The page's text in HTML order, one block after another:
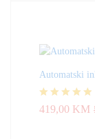
Automatski
Ocjenjeno
419,00 KM